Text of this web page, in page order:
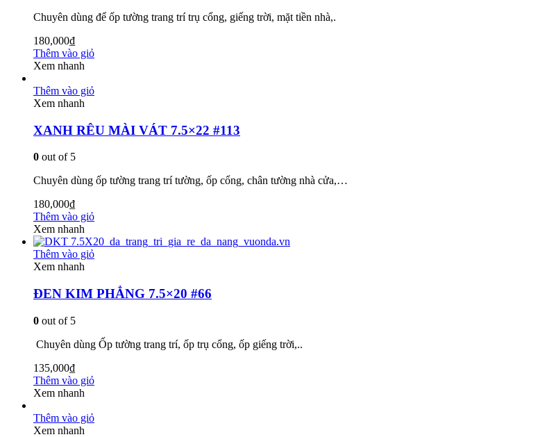
Chuyên dùng để ốp tường trang trí trụ cổng, giếng trời, mặt tiền nhà,.
180,000₫
Thêm vào giỏ
Xem nhanh
Thêm vào giỏ
Xem nhanh
XANH RÊU MÀI VÁT 7.5×22 #113
0 out of 5
Chuyên dùng ốp tường trang trí tường, ốp cổng, chân tường nhà cửa,…
180,000₫
Thêm vào giỏ
Xem nhanh
Thêm vào giỏ
Xem nhanh
ĐEN KIM PHẲNG 7.5×20 #66
0 out of 5
Chuyên dùng Ốp tường trang trí, ốp trụ cổng, ốp giếng trời,..
135,000₫
Thêm vào giỏ
Xem nhanh
Thêm vào giỏ
Xem nhanh